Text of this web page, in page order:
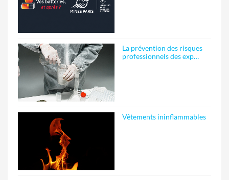
La prévention des risques
professionnels des exp…
Vêtements ininflammables